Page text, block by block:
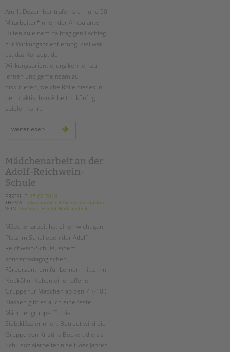
EINGLIEDERUNGSHILFE
BETREUTES WOHNEN
TANDEM BTL AKADEMIE
Zertfikatskurse
Seminarkalender
PROFIL | LEITBILD
Bereiche im Überblick
Kinder- und Jugendschutz
Unsere Videos
schoolcoach BTL
tandem international
KARRIERE
Stellenangebote
tandem als Arbeitgeberin
NEWS/BLOG
unkuerzbar
Briefe an Kai
Am 1. Dezember trafen sich rund 50
Mitarbeiter*innen der Ambulanten
Hilfen zu einem halbtägigen Fachtag
zur Wirkungsorientierung. Ziel war
es, das Konzept der
Wirkungsorientierung kennen zu
lernen und gemeinsam zu
diskutieren, welche Rolle dieses in
der praktischen Arbeit zukünftig
spielen kann.
weiterlesen wirkungsorientierung
–
ein
fachtag
bei
tandem
btl
Mädchenarbeit an der
Adolf-Reichwein-
Schule
ERSTELLT 15.02.2018
THEMA
InklusionSchuleSchulsozialarbeit
VON
Barbara Brecht-Hadraschek
Mädchenarbeit hat einen wichtigen
Platz im Schulleben der Adolf-
Reichwein-Schule, einem
sonderpädagogischen
Förderzentrum für Lernen mitten in
Neukölln. Neben einer offenen
Gruppe für Mädchen ab den 7. (-10.)
Klassen gibt es auch eine feste
Mädchengruppe für die
Siebtklässlerinnen. Betreut wird die
Gruppe von Kristina Becker, die als
Schulsozialarbeiterin seit vier Jahren